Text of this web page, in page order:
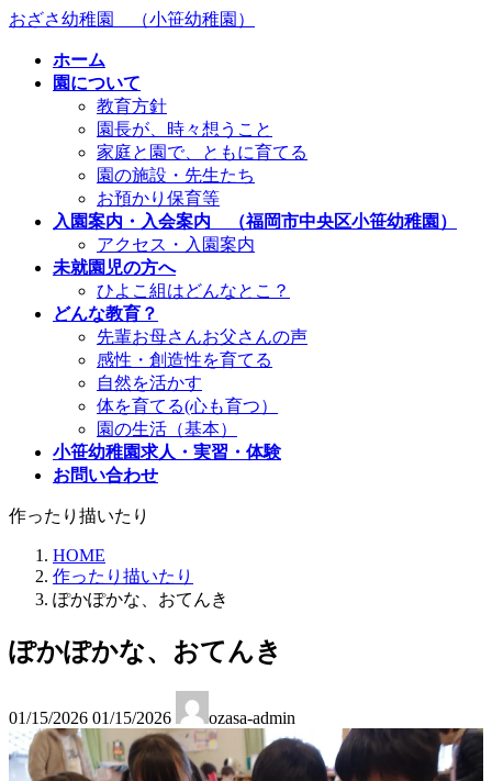
コ
ナ
おざさ幼稚園 （小笹幼稚園）
ホーム
園について
教育方針
園長が、時々想うこと
家庭と園で、ともに育てる
園の施設・先生たち
お預かり保育等
入園案内・入会案内 （福岡市中央区小笹幼稚園）
アクセス・入園案内
未就園児の方へ
ひよこ組はどんなとこ？
どんな教育？
先輩お母さんお父さんの声
感性・創造性を育てる
自然を活かす
体を育てる(心も育つ）
園の生活（基本）
小笹幼稚園求人・実習・体験
お問い合わせ
作ったり描いたり
HOME
作ったり描いたり
ぽかぽかな、おてんき
ぽかぽかな、おてんき
01/15/2026 終
更
新
01/15/2026 ozasa-admin